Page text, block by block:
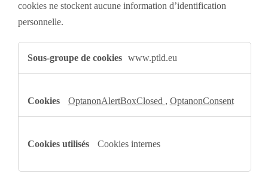
cookies ne stockent aucune information d’identification
personnelle.
Cookies
strictement
www.ptld.eu
OptanonAlertBoxClosed , OptanonConsent
Cookies internes